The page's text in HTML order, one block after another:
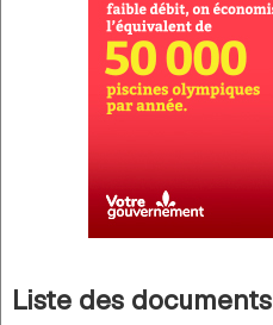
Liste des documents